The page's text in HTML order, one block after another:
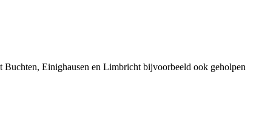
Einighausen en Limbricht bijvoorbeeld ook geholpen